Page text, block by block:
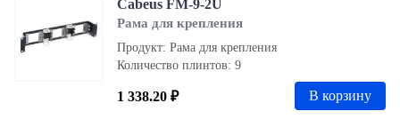
Cabeus FM-9-2U
Рама для крепления
Продукт: Рама для крепления
Количество плинтов: 9
1 338.20 ₽ В корзину